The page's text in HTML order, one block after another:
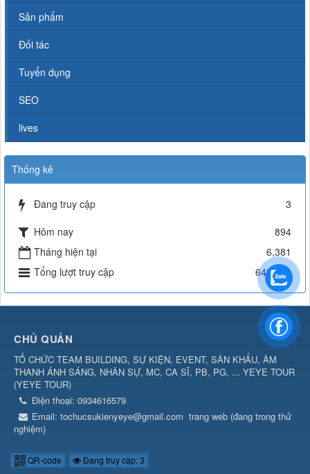
Sản phẩm
Đối tác
Tuyển dụng
SEO
lives
Thống kê
Đang truy cập
3
Hôm nay
894
Tháng hiện tại
6,381
Tổng lượt truy cập
643,212
CHỦ QUẢN
TỔ CHỨC TEAM BUILDING, SỰ KIỆN, EVENT, SÂN KHẤU, ÂM
THANH ÁNH SÁNG, NHÂN SỰ, MC, CA SĨ, PB, PG, ... YEYE TOUR
(YEYE TOUR)
Điện thoại: 0934616579
Email: tochucsukienyeye@gmail.com trang web (đang trong thử
nghiệm)
QR-code Đang truy cập: 3